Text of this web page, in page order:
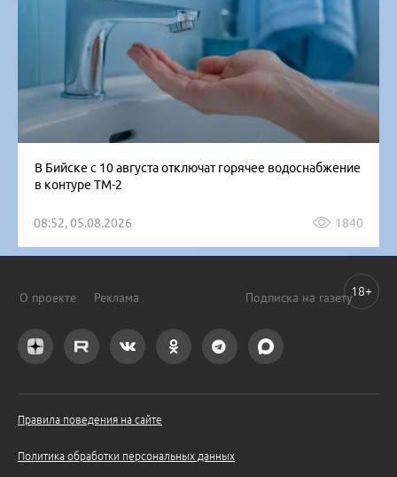
В Бийске с 10 августа отключат горячее водоснабжение
в контуре ТМ-2
08:52, 05.08.2026 1840
О проекте Реклама Подписка на газету
Правила поведения на сайте
Политика обработки персональных данных
18+